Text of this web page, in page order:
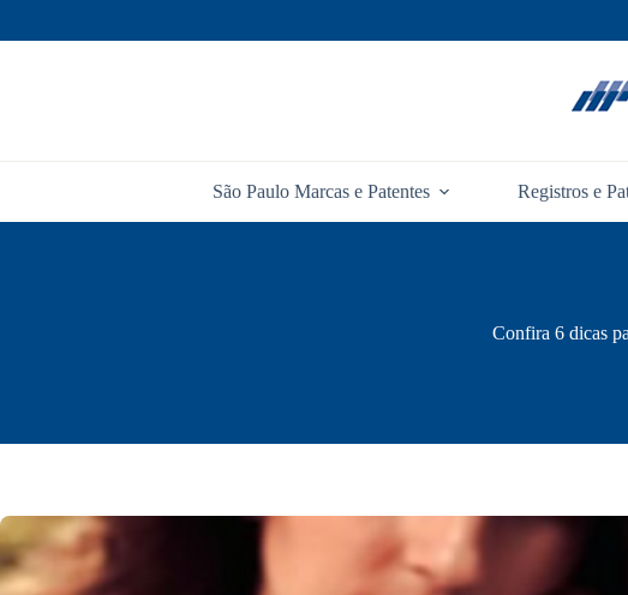
São Paulo Marcas e Patentes Registros e
Confira 6 dicas